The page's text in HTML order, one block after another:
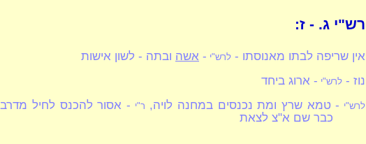
רש"י ג. - ז:
אין שריפה לבתו מאנוסתו - לרש"י - אשה ובתה - לשון אישות
נוז - לרש"י - ארוג ביחד
לרש"י - טמא שרץ ומת נכנסים במחנה לויה, ר"י - אסור להכנס לחיל
כבר שם א"צ לצאת